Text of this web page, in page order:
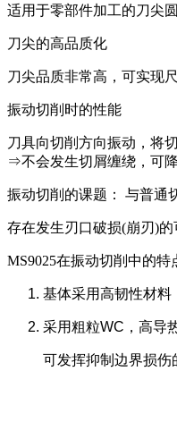
适用于零部件加工的刀尖
刀尖的高品质化
刀尖品质非常高，可实现
振动切削时的性能
刀具向切削方向振动，将
⇒不会发生切屑缠绕，可
振动切削的课题： 与普通
存在发生刃口破损(崩刃)的
MS9025在振动切削中的特
基体采用高韧性材料
采用粗粒WC，高导
可发挥抑制边界损伤